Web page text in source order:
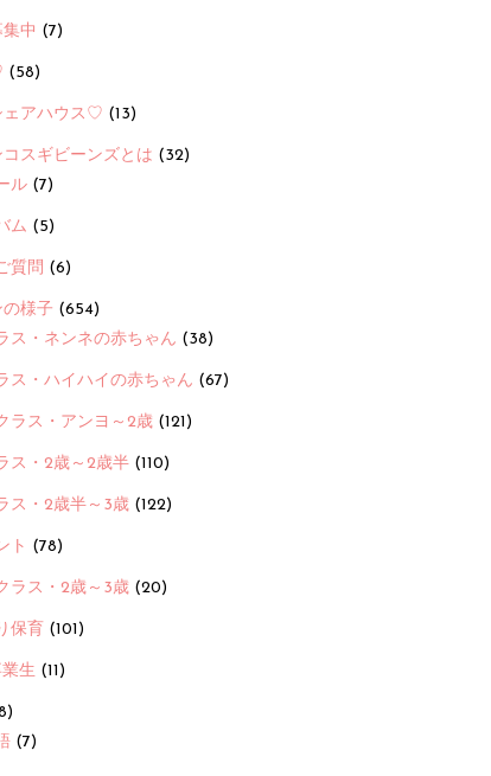
中 (7)
(58)
アハウス♡ (13)
スギビーンズとは (32)
ル (7)
ム (5)
質問 (6)
様子 (654)
ス・ネンネの赤ちゃん (38)
ス・ハイハイの赤ちゃん (67)
ラス・アンヨ～2歳 (121)
ス・2歳～2歳半 (110)
ス・2歳半～3歳 (122)
ト (78)
ラス・2歳～3歳 (20)
保育 (101)
生 (11)
(7)